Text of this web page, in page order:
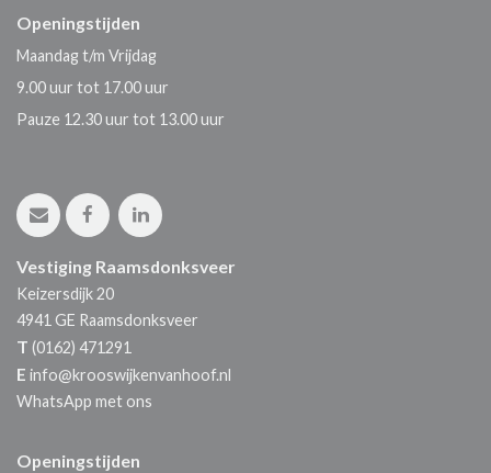
Openingstijden
Maandag t/m Vrijdag
9.00 uur tot 17.00 uur
Pauze 12.30 uur tot 13.00 uur
Vestiging Raamsdonksveer
Keizersdijk 20
4941 GE Raamsdonksveer
T (0162) 471291
E info@krooswijkenvanhoof.nl
WhatsApp met ons
Openingstijden